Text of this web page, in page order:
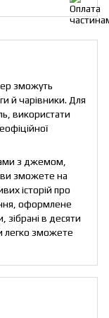
зможуть
й чарівники. Для
використати
з джемом,
зможете на
історій про
оформлене
зібрані в десяти
легко зможете